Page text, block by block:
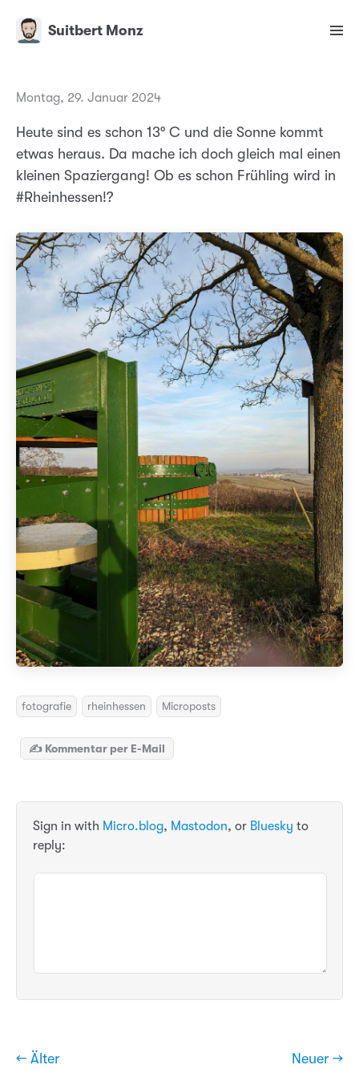
Suitbert Monz
Montag, 29. Januar 2024
Heute sind es schon 13° C und die Sonne kommt
etwas heraus. Da mache ich doch gleich mal einen
kleinen Spaziergang! Ob es schon Frühling wird in
#Rheinhessen!?
fotografie rheinhessen Microposts
✍️ Kommentar per E-Mail
Sign in with Micro.blog, Mastodon, or Bluesky to
reply:
← Älter Neuer →